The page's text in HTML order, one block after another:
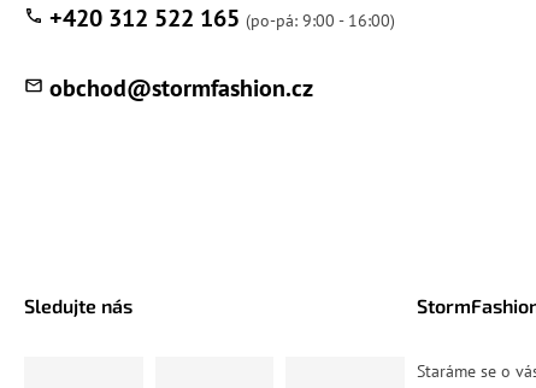
obchod@stormfashion.cz
+420 312 522 165
Sledujte nás
Staráme se o